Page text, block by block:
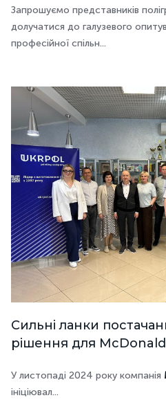
Запрошуємо представників
долучатися до галузевого
професійної спільн...
Сильні ланки
рішення для
У листопаді 2024 року компанія
ініціювал...